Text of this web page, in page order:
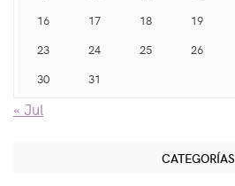
16
17 18 19
23
24 25 26
30
31
« Jul
CATEGORÍAS